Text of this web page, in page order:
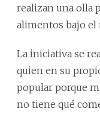
realizan una olla
alimentos bajo el
La iniciativa se
quien en su
popular porque
no tiene qué